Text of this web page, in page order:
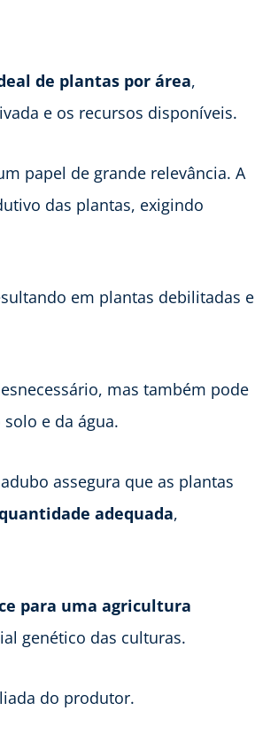
de plantas por área,
e os recursos disponíveis.
papel de grande relevância. A
das plantas, exigindo
em plantas debilitadas e
mas também pode
e da água.
assegura que as plantas
adequada,
para uma agricultura
genético das culturas.
do produtor.